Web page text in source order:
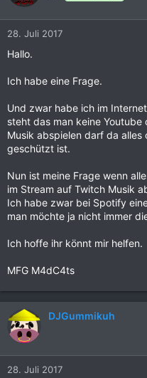
28. Juli 2017
Hallo.
Ich habe eine Frage.
Und zwar habe ich im
steht das man keine Youtube
Musik abspielen darf da alles
geschützt ist.
Nun ist meine Frage wenn
im Stream auf Twitch Musik
Ich habe zwar bei Spotify
man möchte ja nicht immer
Ich hoffe ihr könnt mir helfen.
MFG M4dC4ts
DJGummikuh
28. Juli 2017